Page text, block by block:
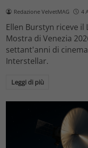
Redazione VelvetMAG 4
Ellen Burstyn riceve
Mostra di Venezia
settant'anni di
Interstellar.
Leggi di più